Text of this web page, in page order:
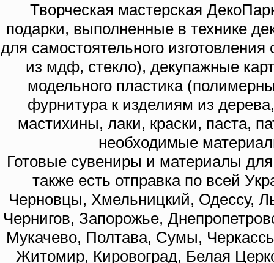
Творческая мастерская
подарки, выполненные в технике
для самостоятельного
из мдф, стекло), декупажные
модельного пластика
фурнитура к изделиям из
мастихины, лаки, краски, паста,
необходимые
Готовые сувениры и материалы
также есть отправка по всей
Черновцы, Хмельницкий, Одессу,
Чернигов, Запорожье,
Мукачево, Полтава, Сумы,
Житомир, Кировоград, Белая